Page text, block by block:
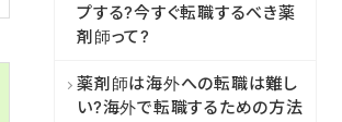
プする?今すぐ転職するべき薬
剤師って?
薬剤師は海外への転職は難し
い?海外で転職するための方法